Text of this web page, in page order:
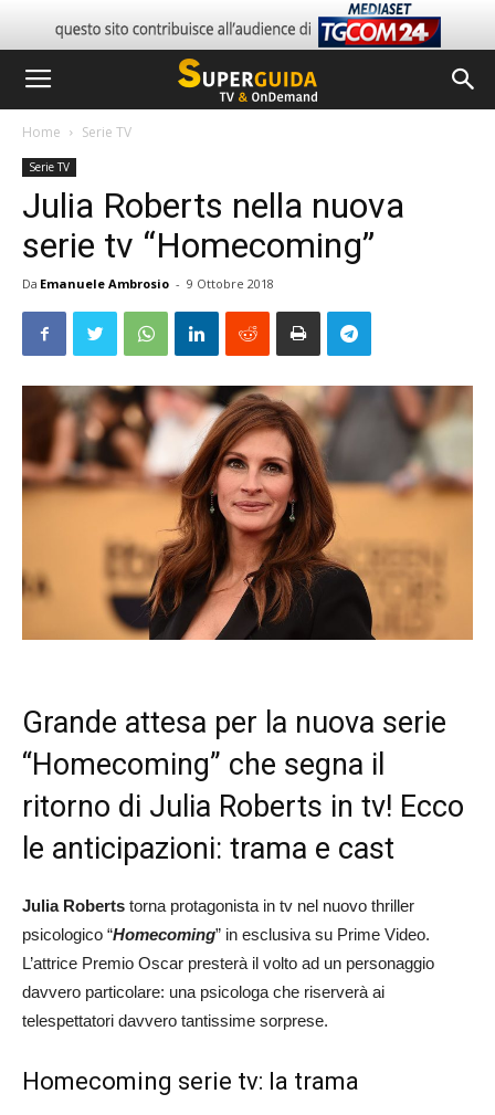
Home Serie TV
Serie TV
Julia Roberts nella nuova
serie tv “Homecoming”
Da Emanuele Ambrosio - 9 Ottobre 2018
Grande attesa per la nuova serie
“Homecoming” che segna il
ritorno di Julia Roberts in tv! Ecco
le anticipazioni: trama e cast
Julia Roberts torna protagonista in tv nel nuovo thriller
psicologico “Homecoming” in esclusiva su Prime Video.
L’attrice Premio Oscar presterà il volto ad un personaggio
davvero particolare: una psicologa che riserverà ai
telespettatori davvero tantissime sorprese.
Homecoming serie tv: la trama